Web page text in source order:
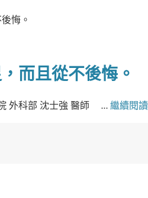
悔。
而且從不後悔。
外科部 沈士強 醫師 … 繼續閱讀